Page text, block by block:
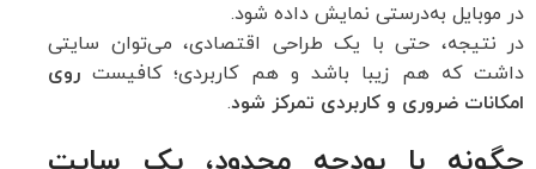
در موبایل به‌درستی نمایش داده شود.
در نتیجه، حتی با یک طراحی اقتصادی، می‌توان سایتی
داشت که هم زیبا باشد و هم کاربردی؛ کافیست روی
امکانات ضروری و کاربردی تمرکز شود.